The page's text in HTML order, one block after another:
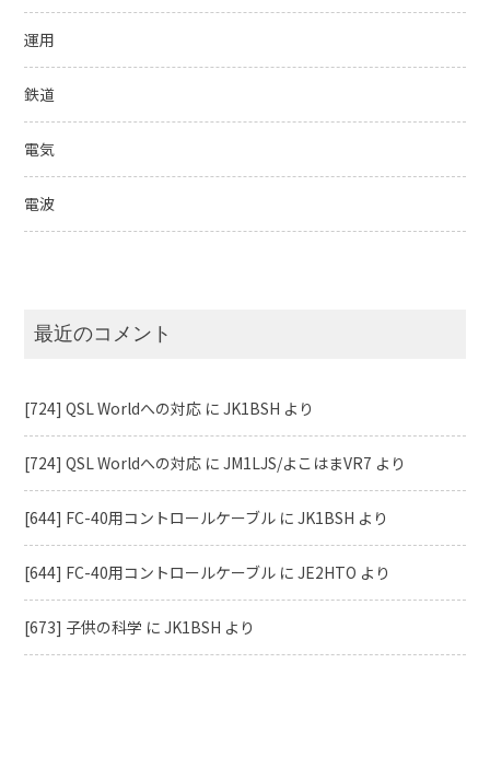
運用
鉄道
電気
電波
最近のコメント
[724] QSL Worldへの対応 にJK1BSH より
[724] QSL Worldへの対応 にJM1LJS/よこはまVR7 より
[644] FC-40用コントロールケーブル にJK1BSH より
[644] FC-40用コントロールケーブル にJE2HTO より
[673] 子供の科学 にJK1BSH より